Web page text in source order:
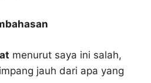
menurut saya ini salah,
jauh dari apa yang